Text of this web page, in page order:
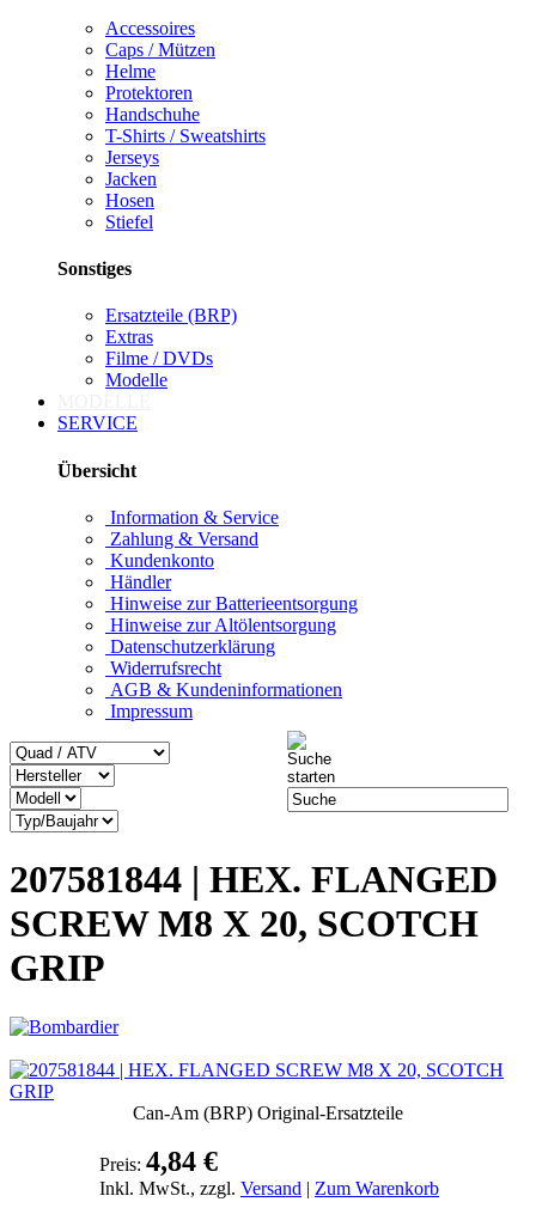
Accessoires
Caps / Mützen
Helme
Protektoren
Handschuhe
T-Shirts / Sweatshirts
Jerseys
Jacken
Hosen
Stiefel
Sonstiges
Ersatzteile (BRP)
Extras
Filme / DVDs
Modelle
SERVICE
Übersicht
Information & Service
Zahlung & Versand
Kundenkonto
Händler
Hinweise zur Batterieentsorgung
Hinweise zur Altölentsorgung
Datenschutzerklärung
Widerrufsrecht
AGB & Kundeninformationen
Impressum
207581844 | HEX. FLANGED
SCREW M8 X 20, SCOTCH
GRIP
Can-Am (BRP) Original-Ersatzteile
Preis: 4,84 €
Inkl. MwSt., zzgl. Versand | Zum Warenkorb